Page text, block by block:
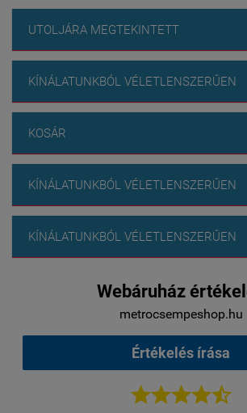
UTOLJÁRA MEGTEKINTETT
KÍNÁLATUNKBÓL VÉLETLENSZERŰEN
KOSÁR
KÍNÁLATUNKBÓL VÉLETLENSZERŰEN
KÍNÁLATUNKBÓL VÉLETLENSZERŰEN
Webáruház
metrocsempeshop.hu
Értékelés írása
